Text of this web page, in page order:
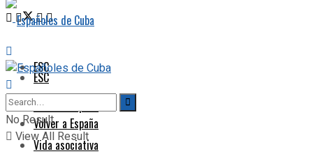
ESC
Volver a España
Vida asociativa
ESC
Volver a España
No Result
View All Result